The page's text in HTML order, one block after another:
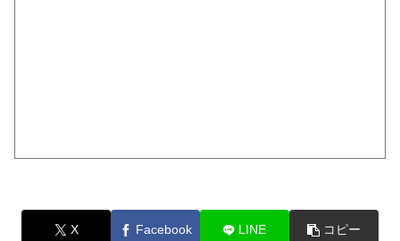
X Facebook LINE コピー